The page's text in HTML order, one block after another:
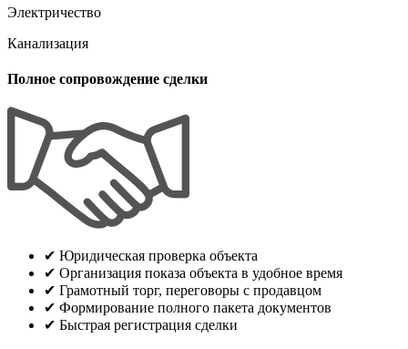
Электричество
Канализация
Полное сопровождение сделки
✔ Юридическая проверка объекта
✔ Организация показа объекта в удобное время
✔ Грамотный торг, переговоры с продавцом
✔ Формирование полного пакета документов
✔ Быстрая регистрация сделки